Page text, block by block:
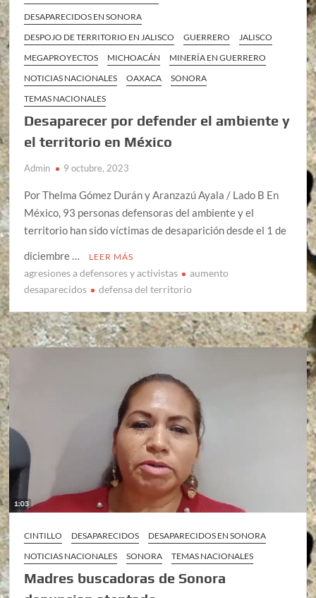
DESAPARECIDOS EN SONORA
DESPOJO DE TERRITORIO EN JALISCO
GUERRERO
JALISCO
MEGAPROYECTOS
MICHOACÁN
MINERÍA EN GUERRERO
NOTICIAS NACIONALES
OAXACA
SONORA
TEMAS NACIONALES
Desaparecer por defender el ambiente y
el territorio en México
Admin 9 octubre, 2023
Por Thelma Gómez Durán y Aranzazú Ayala / Lado B En
México, 93 personas defensoras del ambiente y el
territorio han sido víctimas de desaparición desde el 1 de
diciembre …
LEER MÁS
agresiones a defensores y activistas
aumento
desaparecidos
defensa del territorio
CINTILLO DESAPARECIDOS
DESAPARECIDOS EN SONORA
NOTICIAS NACIONALES
SONORA TEMAS NACIONALES
Madres buscadoras de Sonora